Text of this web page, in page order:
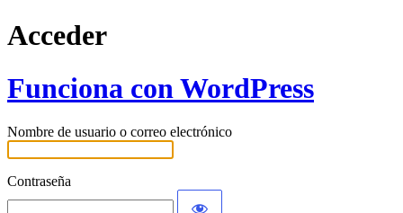
Acceder
Funciona con WordPress
Nombre de usuario o correo electrónico
Contraseña